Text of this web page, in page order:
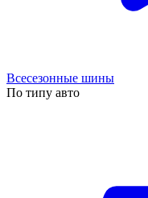
Всесезонные шины
По типу авто